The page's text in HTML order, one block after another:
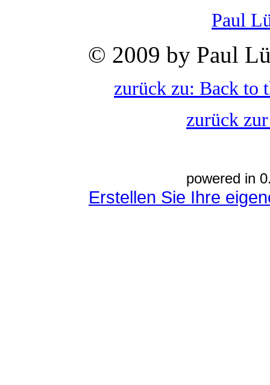
Paul
© 2009 by Paul
zurück zu: Back to
zurück
powered in
Erstellen Sie Ihre